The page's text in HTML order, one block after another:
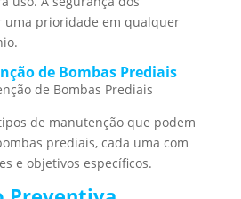
uma prioridade em qualquer
de Bombas Prediais
de Bombas Prediais
de manutenção que podem
prediais, cada uma com
e objetivos específicos.